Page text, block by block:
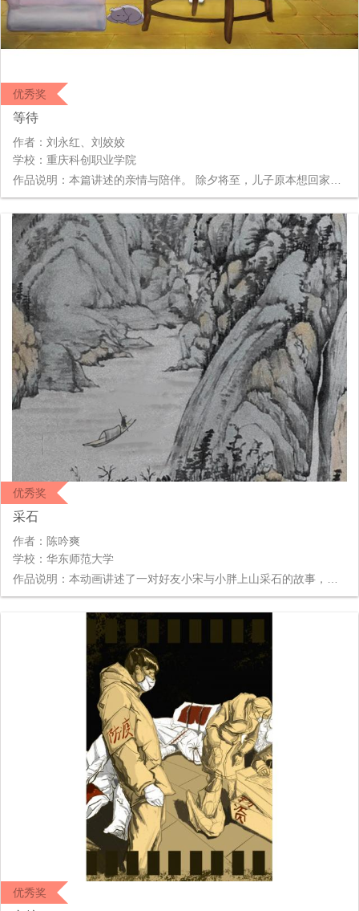
优秀奖
等待
作者：刘永红、刘姣姣
学校：重庆科创职业学院
优秀奖
采石
作者：陈吟爽
学校：华东师范大学
优秀奖